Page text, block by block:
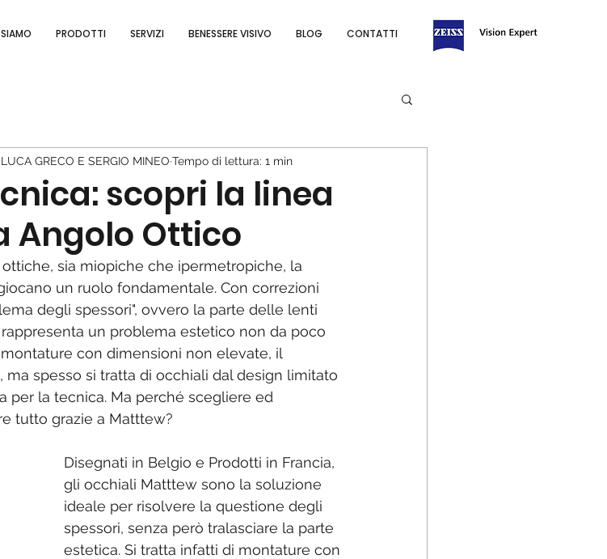
PRODOTTI SERVIZI BENESSERE VISIVO BLOG CONTATTI
scopri la linea
Angolo Ottico
GRECO E SERGIO MINEO Tempo di lettura: 1 min
sia miopiche che ipermetropiche, la
un ruolo fondamentale. Con correzioni
degli spessori", ovvero la parte delle lenti
un problema estetico non da poco
con dimensioni non elevate, il
spesso si tratta di occhiali dal design limitato
per la tecnica. Ma perché scegliere ed
tutto grazie a Matttew?
Disegnati in Belgio e Prodotti in Francia,
gli occhiali Matttew sono la soluzione
ideale per risolvere la questione degli
spessori, senza però tralasciare la parte
estetica. Si tratta infatti di montature con